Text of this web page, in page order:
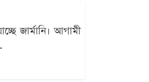
জার্মানি। আগামী